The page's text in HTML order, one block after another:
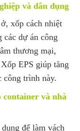
và dân dụng
xốp cách nhiệt
các dự án công
thương mại,
EPS giúp tăng
công trình này.
container và nhà
để làm vách